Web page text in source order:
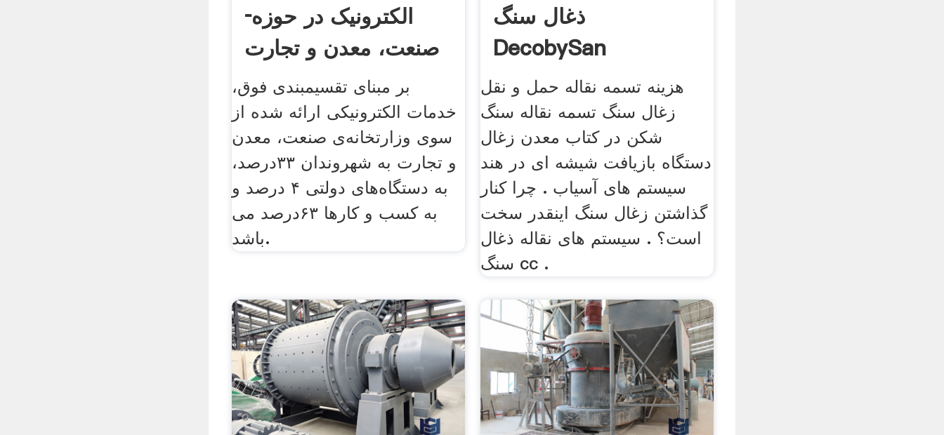
الکترونیک در حوزه‌­
صنعت، معدن و تجارت
ایسنا
بر مبنای تقسیم­بندی فوق،
خدمات الکترونیکی ارائه شده از
سوی وزارتخانه­‌ی صنعت، معدن
و تجارت به شهروندان ۳۳درصد،
به دستگاه­‌های دولتی ۴ درصد و
به کسب و کارها ۶۳درصد می­‌
باشد.
ذغال سنگ
DecobySan
هزینه تسمه نقاله حمل و نقل
زغال سنگ تسمه نقاله سنگ
شکن در کتاب معدن زغال
دستگاه بازیافت شیشه ای در هند
سیستم های آسیاب . چرا کنار
گذاشتن زغال سنگ اینقدر سخت
است؟ . سیستم های نقاله ذغال
سنگ cc .